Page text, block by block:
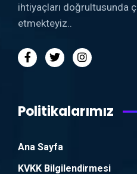
ihtiyaçları doğrultusunda
etmekteyiz..
Politikalarımız
Ana Sayfa
KVKK Bilgilendirmesi